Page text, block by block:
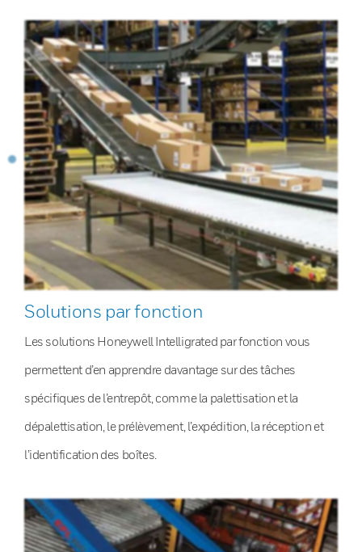
Solutions par fonction
Les solutions Honeywell Intelligrated par fonction vous
permettent d’en apprendre davantage sur des tâches
spécifiques de l’entrepôt, comme la palettisation et la
dépalettisation, le prélèvement, l’expédition, la réception et
l’identification des boîtes.